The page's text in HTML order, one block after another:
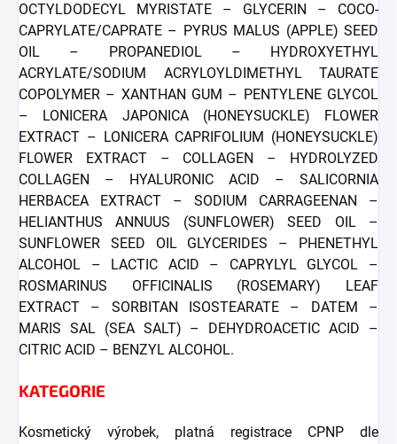
OCTYLDODECYL MYRISTATE – GLYCERIN – COCO-
CAPRYLATE/CAPRATE – PYRUS MALUS (APPLE) SEED
OIL – PROPANEDIOL – HYDROXYETHYL
ACRYLATE/SODIUM ACRYLOYLDIMETHYL TAURATE
COPOLYMER – XANTHAN GUM – PENTYLENE GLYCOL
– LONICERA JAPONICA (HONEYSUCKLE) FLOWER
EXTRACT – LONICERA CAPRIFOLIUM (HONEYSUCKLE)
FLOWER EXTRACT – COLLAGEN – HYDROLYZED
COLLAGEN – HYALURONIC ACID – SALICORNIA
HERBACEA EXTRACT – SODIUM CARRAGEENAN –
HELIANTHUS ANNUUS (SUNFLOWER) SEED OIL –
SUNFLOWER SEED OIL GLYCERIDES – PHENETHYL
ALCOHOL – LACTIC ACID – CAPRYLYL GLYCOL –
ROSMARINUS OFFICINALIS (ROSEMARY) LEAF
EXTRACT – SORBITAN ISOSTEARATE – DATEM –
MARIS SAL (SEA SALT) – DEHYDROACETIC ACID –
CITRIC ACID – BENZYL ALCOHOL.
KATEGORIE
Kosmetický výrobek, platná registrace CPNP dle